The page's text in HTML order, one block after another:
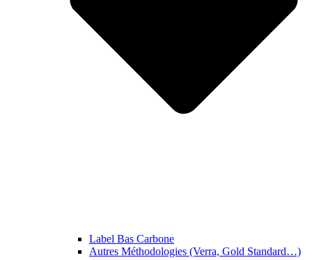
Label Bas Carbone
Autres Méthodologies (Verra, Gold Standard…)